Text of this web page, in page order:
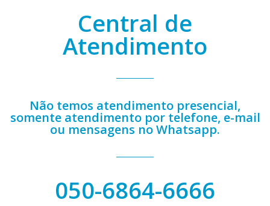
Central de
Atendimento
Não temos atendimento presencial,
somente atendimento por telefone, e-mail
ou mensagens no Whatsapp.
050-6864-6666